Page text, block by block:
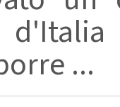
d'Italia
...